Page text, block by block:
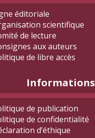
éditoriale
scientifique
de lecture
aux auteurs
de libre accès
Informations
de publication
de confidentialité
d’éthique